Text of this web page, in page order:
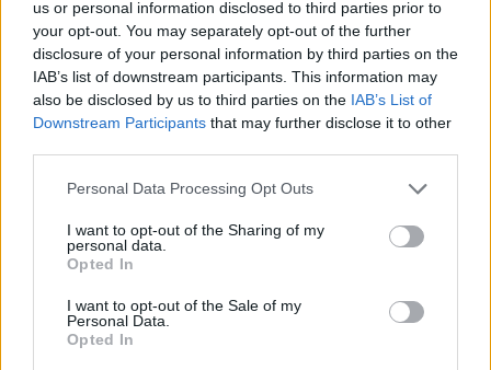
us or personal information disclosed to third parties prior to
your opt-out. You may separately opt-out of the further
disclosure of your personal information by third parties on the
IAB’s list of downstream participants. This information may
also be disclosed by us to third parties on the IAB’s List of
Downstream Participants that may further disclose it to other
Personal Data Processing Opt Outs
I want to opt-out of the Sharing of my
personal data.
Opted In
I want to opt-out of the Sale of my
Personal Data.
Opted In
Opinii